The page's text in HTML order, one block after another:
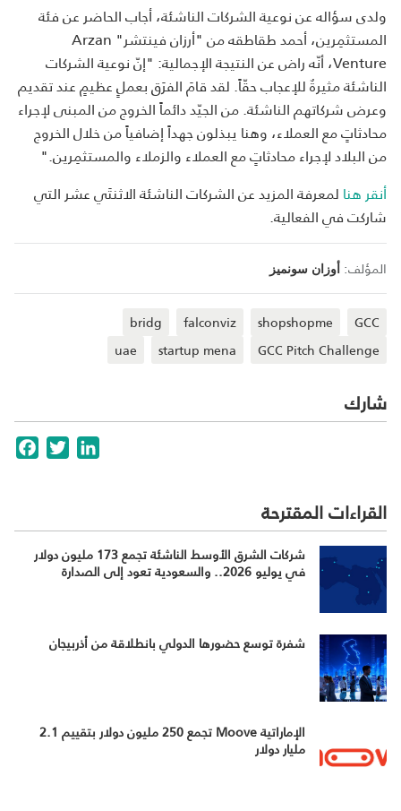
ولدى سؤاله عن نوعية الشركات الناشئة، أجاب الحاضر عن فئة
المستثمِرين، أحمد طقاطقه من "أرزان فينتشر" Arzan
Venture، أنّه راض عن النتيجة الإجمالية: "إنّ نوعية الشركات
الناشئة مثيرةٌ للإعجاب حقّاً. لقد قامَ الفرَق بعملٍ عظيمٍ عند تقديم
وعرض شركاتهم الناشئة. من الجيّد دائماً الخروج من المبنى لإجراء
محادثاتٍ مع العملاء، وهنا يبذلون جهداً إضافياً من خلال الخروج
من البلاد لإجراء محادثاتٍ مع العملاء والزملاء والمستثمِرين."
أنقر هنالمعرفة المزيد عن الشركات الناشئة الاثنتَي عشر التي
شاركت في الفعالية.
المؤلف: أوزان سونميز
GCC
shopshopme
falconviz
bridg
GCC Pitch Challenge
startup mena
uae
شارك
TwitterLinkedIn
القراءات المقترحة
شركات الشرق الأوسط الناشئة تجمع 173 مليون دولار
في يوليو 2026.. والسعودية تعود إلى الصدارة
شفرة توسع حضورها الدولي بانطلاقة من أذربيجان
الإماراتية Moove تجمع 250 مليون دولار بتقييم 2.1
مليار دولار